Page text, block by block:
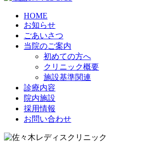
HOME
お知らせ
ごあいさつ
当院のご案内
初めての方へ
クリニック概要
施設基準関連
診療内容
院内施設
採用情報
お問い合わせ